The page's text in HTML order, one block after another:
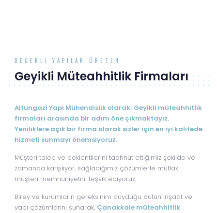
DEĞERLI YAPILAR ÜRETEN
Geyikli Müteahhitlik Firmaları
Altungazi Yapı Mühendislik olarak; Geyikli müteahhitlik
firmaları arasında bir adım öne çıkmaktayız.
Yeniliklere açık bir firma olarak sizler için en iyi kalitede
hizmeti sunmayı önemsiyoruz.
Müşteri talep ve beklentilerini taahhüt ettiğimiz şekilde ve
zamanda karşılıyor, sağladığımız çözümlerle mutlak
müşteri memnuniyetini teşvik ediyoruz.
Birey ve kurumların gereksinim duyduğu bütün inşaat ve
yapı çözümlerini sunarak, Çanakkale müteahhitlik